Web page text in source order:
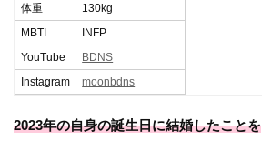
体重
130kg
MBTI
INFP
YouTube
BDNS
Instagram
moonbdns
2023年の自身の誕生日に結婚したことを